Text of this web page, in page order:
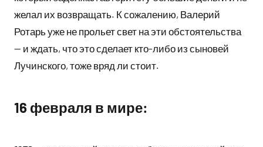
желал их возвращать. К сожалению, Валерий
Ротарь уже не прольет свет на эти обстоятельства
— и ждать, что это сделает кто-либо из сыновей
Лучинского, тоже вряд ли стоит.
16 февраля в мире: